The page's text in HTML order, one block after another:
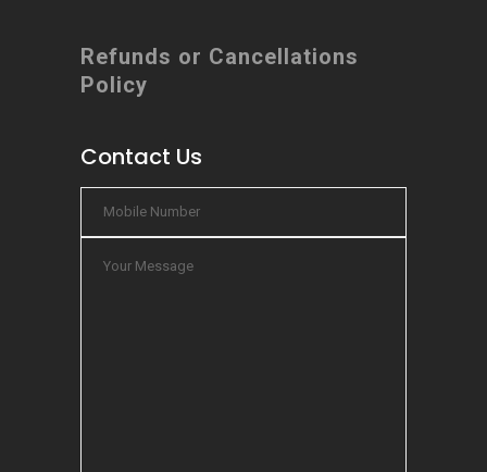
Refunds or Cancellations
Policy
Contact Us